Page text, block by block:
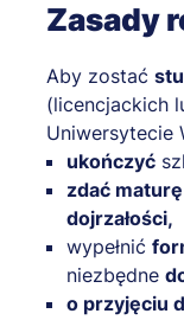
Zasady
Aby zostać
(licencjackich
Uniwersytecie
ukończyć
zdać maturę
dojrzałości,
wypełnić
niezbędne
o przyjęciu